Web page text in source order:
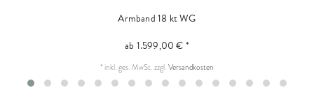
Armband 18 kt WG
ab 1.599,00 € *
* inkl. ges. MwSt.zzgl.Versandkosten